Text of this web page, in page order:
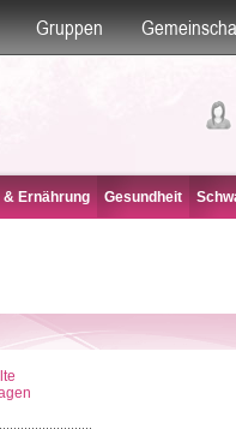
Gruppen
& Ernährung Gesundheit